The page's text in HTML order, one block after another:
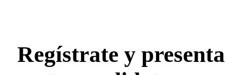
Regístrate y presenta